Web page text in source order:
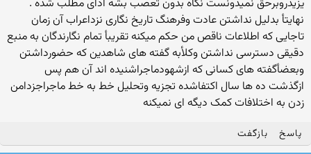
یزیدروبرحق نمیدونست نگاه بدون تعصب بشه ادای مطلب شده .
نهایتأ بدلیل نداشتن عادت وفرهنگ تاریخ نگاری نزداعراب آن زمان
تاجایی که اطلاعات ناقص من حکم میکنه تقریبأ تمام نگارندگان به منبع
دقیقی دسترسی نداشتن وکلأبه گفته های شاهدین که حضورداشتن
وبعضأگفته های کسانی که ازشهودماجراشنیده اند آن هم پس
ازگذشت ده ها سال اکتفاشده تجزیه وتحلیل خط به خط ماجراجزدامن
زدن به اختلافات کمک دیگه ای نمیکنه
پاسخ بازگفت